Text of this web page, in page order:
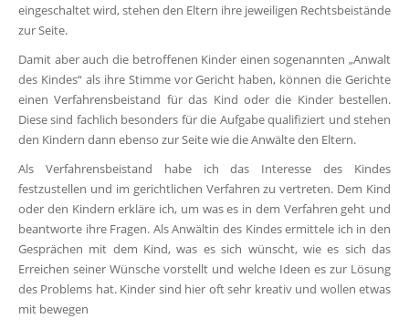
eingeschaltet wird, stehen den Eltern ihre jeweiligen Rechtsbeistände
zur Seite.
Damit aber auch die betroffenen Kinder einen sogenannten „Anwalt
des Kindes“ als ihre Stimme vor Gericht haben, können die Gerichte
einen Verfahrensbeistand für das Kind oder die Kinder bestellen.
Diese sind fachlich besonders für die Aufgabe qualifiziert und stehen
den Kindern dann ebenso zur Seite wie die Anwälte den Eltern.
Als Verfahrensbeistand habe ich das Interesse des Kindes
festzustellen und im gerichtlichen Verfahren zu vertreten. Dem Kind
oder den Kindern erkläre ich, um was es in dem Verfahren geht und
beantworte ihre Fragen. Als Anwältin des Kindes ermittele ich in den
Gesprächen mit dem Kind, was es sich wünscht, wie es sich das
Erreichen seiner Wünsche vorstellt und welche Ideen es zur Lösung
des Problems hat. Kinder sind hier oft sehr kreativ und wollen etwas
mit bewegen